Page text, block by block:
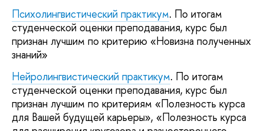
Психолингвистический практикум. По итогам
студенческой оценки преподавания, курс был
признан лучшим по критерию «Новизна полученных
знаний»
Нейролингвистический практикум. По итогам
студенческой оценки преподавания, курс был
признан лучшим по критериям «Полезность курса
для Вашей будущей карьеры», «Полезность курса